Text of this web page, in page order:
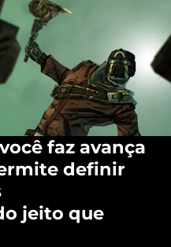
faz avança
definir
jeito que